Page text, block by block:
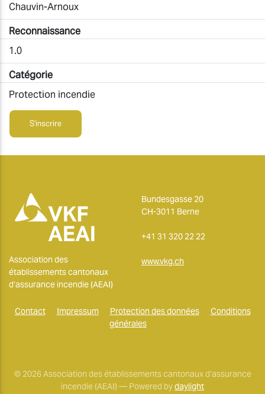
Chauvin-Arnoux
Reconnaissance
1.0
Catégorie
Protection incendie
S'inscrire
Association des
établissements cantonaux
d’assurance incendie (AEAI)
Bundesgasse 20
CH-3011 Berne
+41 31 320 22 22
www.vkg.ch
Contact Impressum Protection des données
Conditions
générales
© 2026 Association des établissements cantonaux d’assurance
incendie (AEAI) — Powered bydaylight